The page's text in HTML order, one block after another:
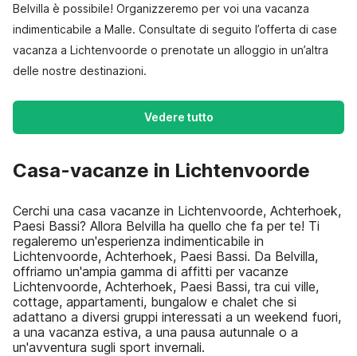
Belvilla è possibile! Organizzeremo per voi una vacanza
indimenticabile a Malle. Consultate di seguito l’offerta di case
vacanza a Lichtenvoorde o prenotate un alloggio in un’altra
delle nostre destinazioni.
Vedere tutto
Casa-vacanze in Lichtenvoorde
Cerchi una casa vacanze in Lichtenvoorde, Achterhoek,
Paesi Bassi? Allora Belvilla ha quello che fa per te! Ti
regaleremo un'esperienza indimenticabile in
Lichtenvoorde, Achterhoek, Paesi Bassi. Da Belvilla,
offriamo un'ampia gamma di affitti per vacanze
Lichtenvoorde, Achterhoek, Paesi Bassi, tra cui ville,
cottage, appartamenti, bungalow e chalet che si
adattano a diversi gruppi interessati a un weekend fuori,
a una vacanza estiva, a una pausa autunnale o a
un'avventura sugli sport invernali.